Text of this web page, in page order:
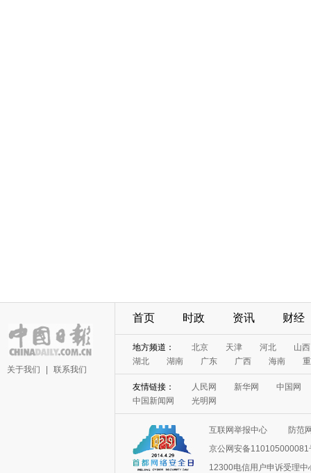
关于我们 联系我们
首页 时政 资讯 财经
地方频道： 北京 天津 河北
山西
湖北
湖南 广东 广西 海南
友情链接： 人民网 新华网
中国网
中国新闻网
光明网
互联网举报中心
防范
京公网安备110105000081
12300电信用户申诉受理中